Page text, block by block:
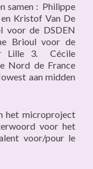
samen : Philippe
Kristof Van De
voor de DSDEN
Brioul voor de
Lille 3. Cécile
Nord de France
aan midden
het microproject
voor het
voor/pour le